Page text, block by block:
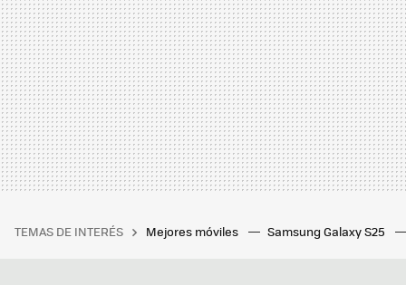
TEMAS DE INTERÉS Mejores móviles Samsung Galaxy S25